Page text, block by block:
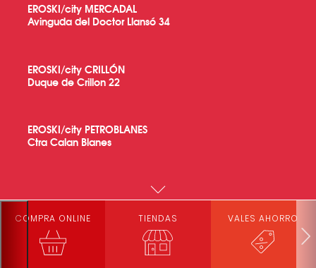
EROSKI/city MERCADAL
Avinguda del Doctor Llansó 34
EROSKI/city CRILLÓN
Duque de Crillon 22
EROSKI/city PETROBLANES
Ctra Calan Blanes
Avinguda Talaiot 1
EROSKI/center INCA IV – NORTE
COMPRA ONLINE TIENDAS VALES AHORRO